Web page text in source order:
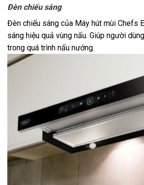
Đèn chiếu sáng
Đèn chiếu sáng của Máy hút mùi Chefs
sáng hiệu quả vùng nấu. Giúp người
trong quá trình nấu nướng.